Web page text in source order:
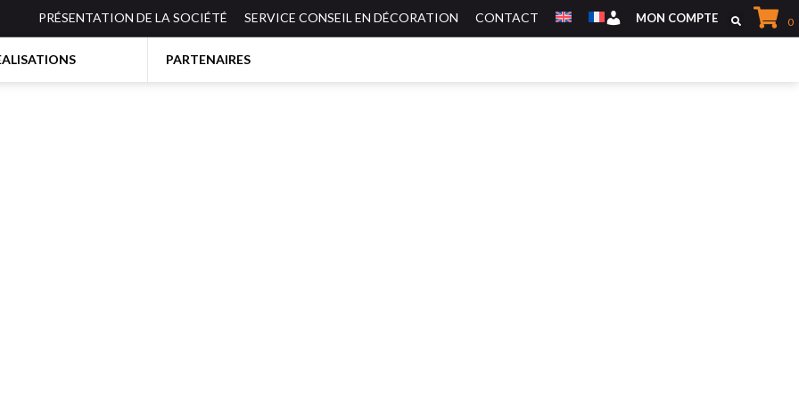
PRÉSENTATION DE LA SOCIÉTÉ SERVICE CONSEIL EN DÉCORATION CONTACT Mon Compte
MON COMPTE 0
PARTENAIRES